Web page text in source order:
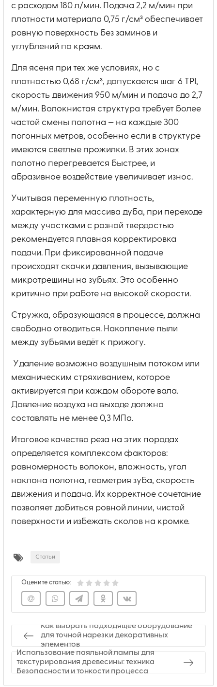
с расходом 180 л/мин. Подача 2,2 м/мин при
плотности материала 0,75 г/см³ обеспечивает
ровную поверхность без заминов и
углублений по краям.
Для ясеня при тех же условиях, но с
плотностью 0,68 г/см³, допускается шаг 6 TPI,
скорость движения 950 м/мин и подача до 2,7
м/мин. Волокнистая структура требует более
частой смены полотна — на каждые 300
погонных метров, особенно если в структуре
имеются светлые прожилки. В этих зонах
полотно перегревается быстрее, и
абразивное воздействие увеличивает износ.
Учитывая переменную плотность,
характерную для массива дуба, при переходе
между участками с разной твердостью
рекомендуется плавная корректировка
подачи. При фиксированной подаче
происходят скачки давления, вызывающие
микротрещины на зубьях. Это особенно
критично при работе на высокой скорости.
Стружка, образующаяся в процессе, должна
свободно отводиться. Накопление пыли
между зубьями ведёт к прижогу.
Удаление возможно воздушным потоком или
механическим стряхиванием, которое
активируется при каждом обороте вала.
Давление воздуха на выходе должно
составлять не менее 0,3 МПа.
Итоговое качество реза на этих породах
определяется комплексом факторов:
равномерность волокон, влажность, угол
наклона полотна, геометрия зуба, скорость
движения и подача. Их корректное сочетание
позволяет добиться ровной линии, чистой
поверхности и избежать сколов на кромке.
Статьи
Оцените статью:
Как выбрать подходящее оборудование
для точной нарезки декоративных
элементов
Использование паяльной лампы для
текстурирования древесины: техника
безопасности и тонкости процесса